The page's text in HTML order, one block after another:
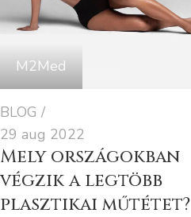
M2Med
BLOG
29 aug 2022
Mely országokban
végzik a legtöbb
plasztikai műtétet?